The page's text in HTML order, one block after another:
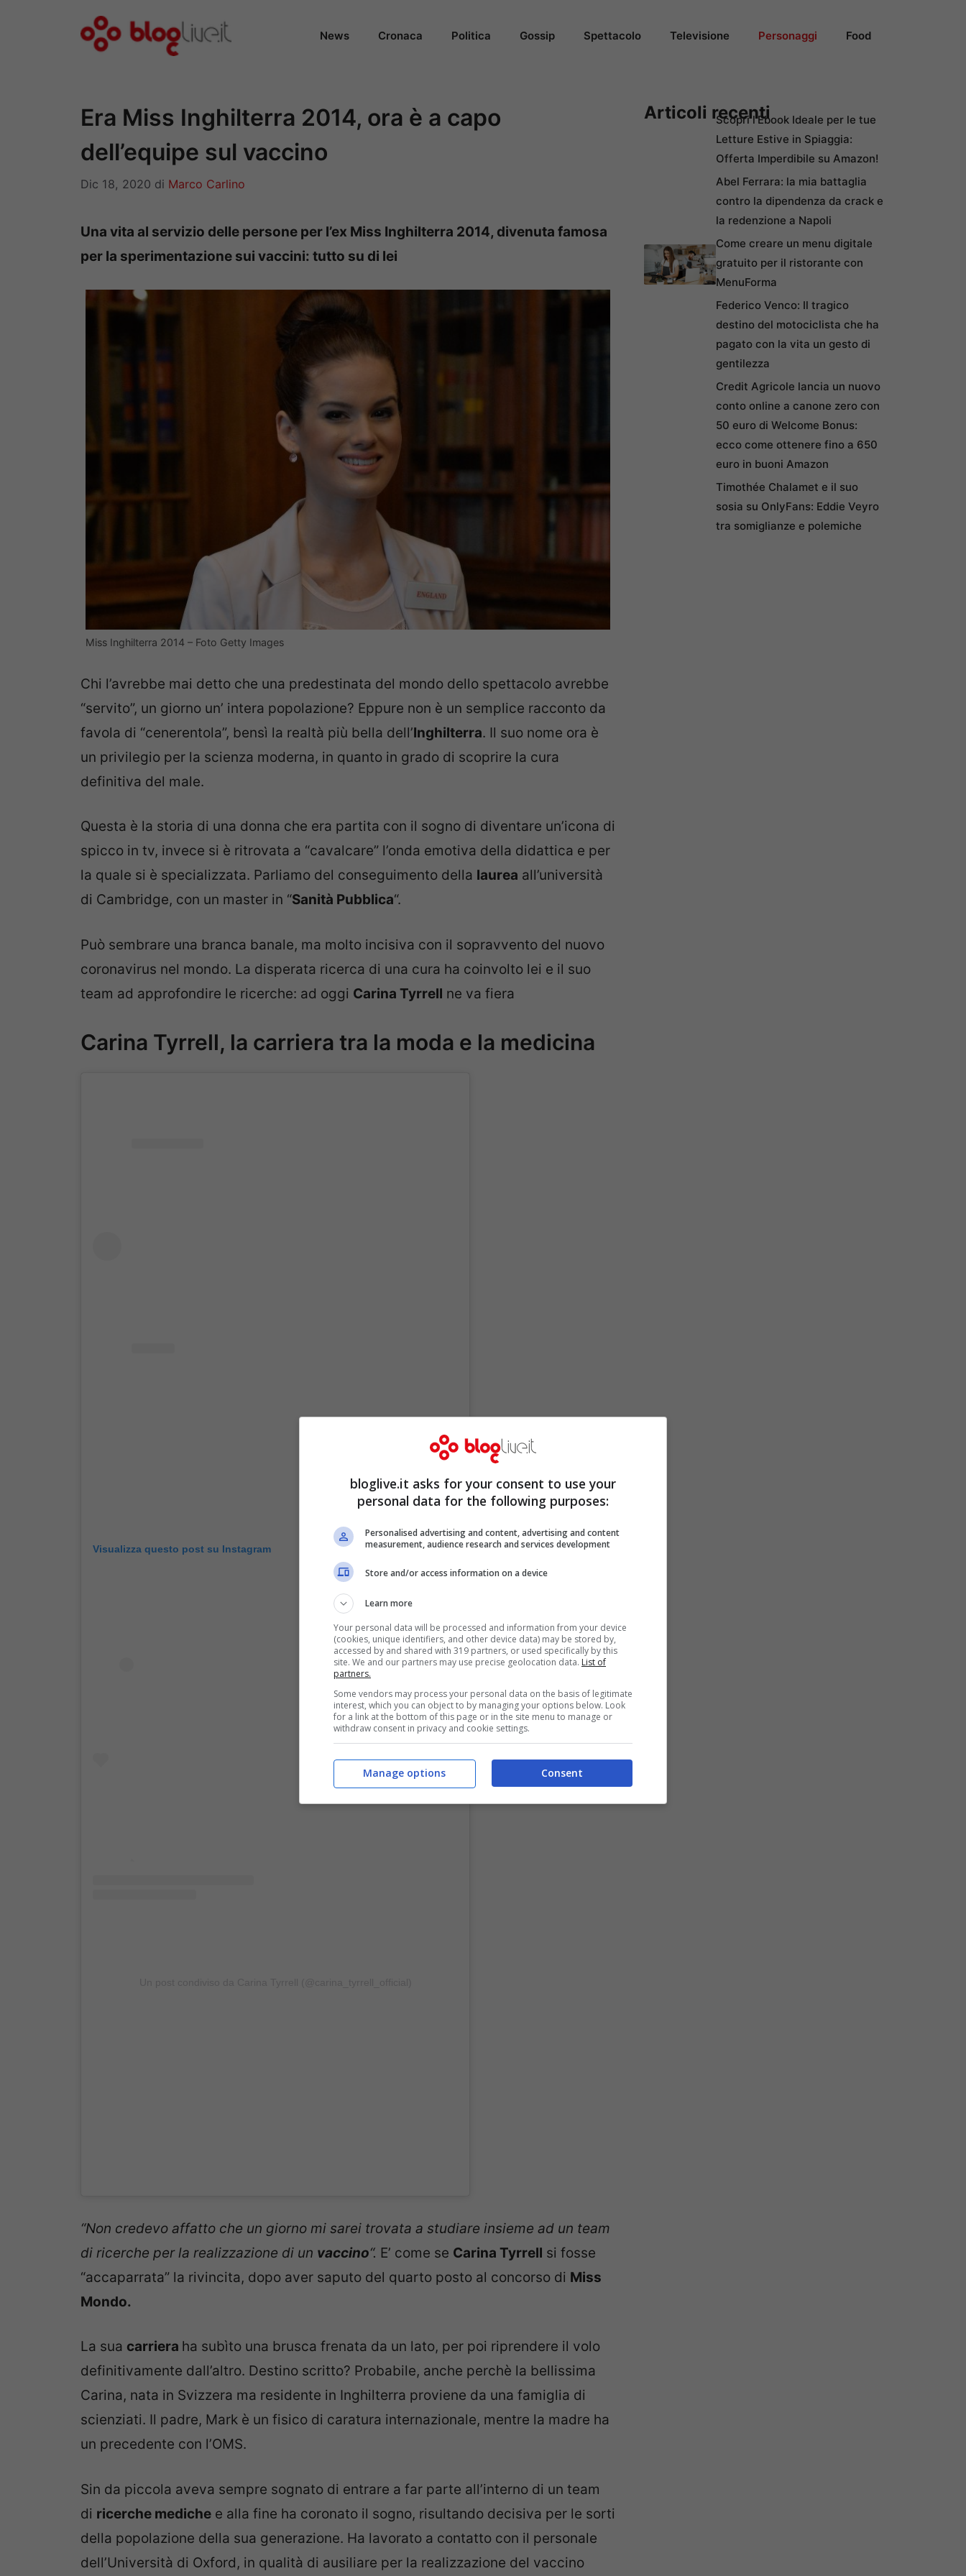
News Cronaca Politica Gossip Spettacolo Televisione Personaggi Food
Era Miss Inghilterra 2014, ora è a capo
dell’equipe sul vaccino
Dic 18, 2020 di Marco Carlino
Una vita al servizio delle persone per l’ex Miss Inghilterra 2014, divenuta famosa
per la sperimentazione sui vaccini: tutto su di lei
Miss Inghilterra 2014 – Foto Getty Images
Chi l’avrebbe mai detto che una predestinata del mondo dello spettacolo avrebbe
“servito”, un giorno un’ intera popolazione? Eppure non è un semplice racconto da
favola di “cenerentola”, bensì la realtà più bella dell’Inghilterra. Il suo nome ora è
un privilegio per la scienza moderna, in quanto in grado di scoprire la cura
definitiva del male.
Questa è la storia di una donna che era partita con il sogno di diventare un’icona di
spicco in tv, invece si è ritrovata a “cavalcare” l’onda emotiva della didattica e per
la quale si è specializzata. Parliamo del conseguimento della laurea all’università
di Cambridge, con un master in “Sanità Pubblica“.
Può sembrare una branca banale, ma molto incisiva con il sopravvento del nuovo
coronavirus nel mondo. La disperata ricerca di una cura ha coinvolto lei e il suo
team ad approfondire le ricerche: ad oggi Carina Tyrrell ne va fiera
Carina Tyrrell, la carriera tra la moda e la medicina
Visualizza questo post su Instagram
“Non credevo affatto che un giorno mi sarei trovata a studiare insieme ad un team
di ricerche per la realizzazione di un vaccino“. E’ come se Carina Tyrrell si fosse
“accaparrata” la rivincita, dopo aver saputo del quarto posto al concorso di Miss
Mondo.
La sua carriera ha subìto una brusca frenata da un lato, per poi riprendere il volo
definitivamente dall’altro. Destino scritto? Probabile, anche perchè la bellissima
Carina, nata in Svizzera ma residente in Inghilterra proviene da una famiglia di
scienziati. Il padre, Mark è un fisico di caratura internazionale, mentre la madre ha
un precedente con l’OMS.
Sin da piccola aveva sempre sognato di entrare a far parte all’interno di un team
di ricerche mediche e alla fine ha coronato il sogno, risultando decisiva per le sorti
della popolazione della sua generazione. Ha lavorato a contatto con il personale
dell’Università di Oxford, in qualità di ausiliare per la realizzazione del vaccino
Articoli recentiScopri l’Ebook Ideale per le tue
Letture Estive in Spiaggia:
Offerta Imperdibile su Amazon!
Abel Ferrara: la mia battaglia
contro la dipendenza da crack e
la redenzione a Napoli
Come creare un menu digitale
gratuito per il ristorante con
MenuForma
Federico Venco: Il tragico
destino del motociclista che ha
pagato con la vita un gesto di
gentilezza
Credit Agricole lancia un nuovo
conto online a canone zero con
50 euro di Welcome Bonus:
ecco come ottenere fino a 650
euro in buoni Amazon
Timothée Chalamet e il suo
sosia su OnlyFans: Eddie Veyro
tra somiglianze e polemiche
bloglive.it asks for your consent to use your
personal data for the following purposes:
Personalised advertising and content, advertising and content
measurement, audience research and services development
Store and/or access information on a device
Learn more
Your personal data will be processed and information from your device
(cookies, unique identifiers, and other device data) may be stored by,
accessed by and shared with 319 partners, or used specifically by this
site. We and our partners may use precise geolocation data. List of
partners.
Some vendors may process your personal data on the basis of legitimate
interest, which you can object to by managing your options below. Look
for a link at the bottom of this page or in the site menu to manage or
withdraw consent in privacy and cookie settings.
Consent
Manage options